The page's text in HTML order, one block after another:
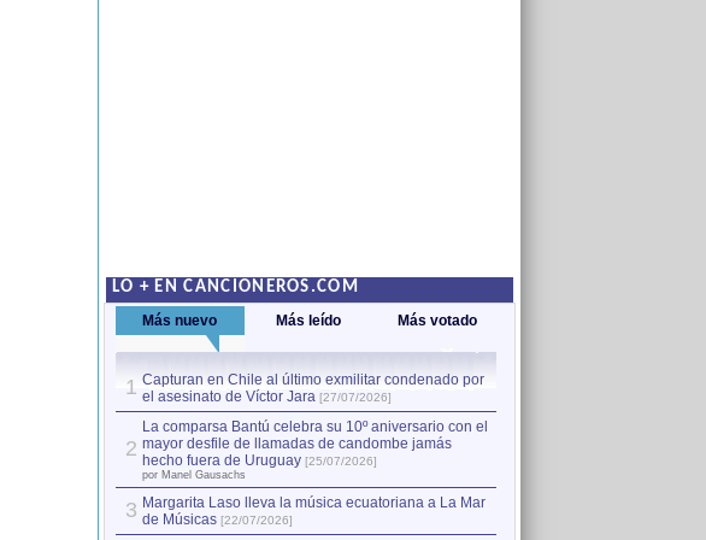
LO + EN CANCIONEROS.COM
Más nuevo Más leído Más votado
1 Capturan en Chile al último exmilitar condenado por
el asesinato de Víctor Jara [27/07/2026]
2
La comparsa Bantú celebra su 10º aniversario con el
mayor desfile de llamadas de candombe jamás
hecho fuera de Uruguay [25/07/2026]
por Manel Gausachs
3 Margarita Laso lleva la música ecuatoriana a La Mar
de Músicas [22/07/2026]